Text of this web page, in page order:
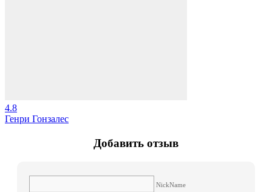
4.8
Генри Гонзалес
Добавить отзыв
NickName